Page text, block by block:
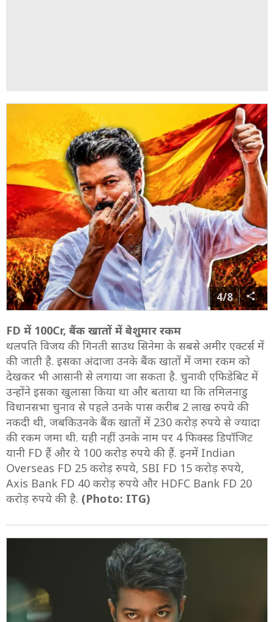
4/8
FD में 100Cr, बैंक खातों में बेशुमार रकम
थलपति विजय की गिनती साउथ सिनेमा के सबसे अमीर एक्टर्स में
की जाती है. इसका अंदाजा उनके बैंक खातों में जमा रकम को
देखकर भी आसानी से लगाया जा सकता है. चुनावी एफिडेबिट में
उन्होंने इसका खुलासा किया था और बताया था कि तमिलनाडु
विधानसभा चुनाव से पहले उनके पास करीब 2 लाख रुपये की
नकदी थी, जबकिउनके बैंक खातों में 230 करोड़ रुपये से ज्यादा
की रकम जमा थी. यही नहीं उनके नाम पर 4 फिक्स्ड डिपॉजिट
यानी FD हैं और ये 100 करोड़ रुपये की हैं. इनमें Indian
Overseas FD 25 करोड़ रुपये, SBI FD 15 करोड़ रुपये,
Axis Bank FD 40 करोड़ रुपये और HDFC Bank FD 20
करोड़ रुपये की है. (Photo: ITG)